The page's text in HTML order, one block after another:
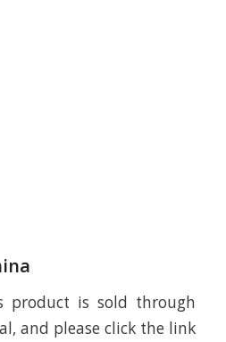
product is sold through
and please click the link